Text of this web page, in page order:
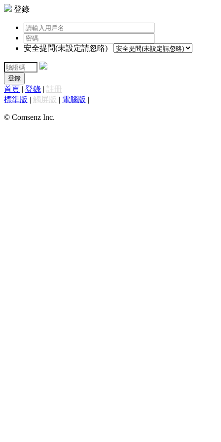
登錄
安全提問(未設定請忽略)
登錄
首頁 | 登錄 | 註冊
標準版 | 觸屏版 | 電腦版 |
© Comsenz Inc.